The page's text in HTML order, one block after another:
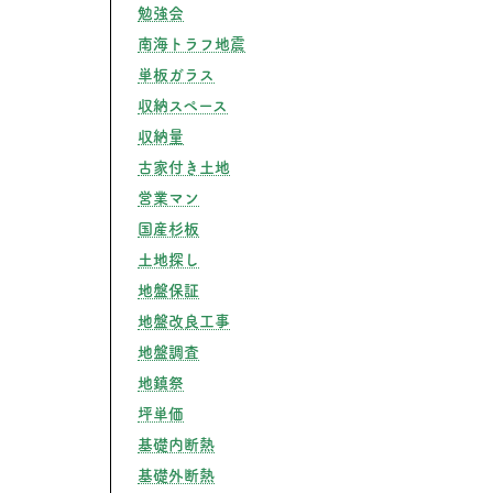
勉強会
南海トラフ地震
単板ガラス
収納スペース
収納量
古家付き土地
営業マン
国産杉板
土地探し
地盤保証
地盤改良工事
地盤調査
地鎮祭
坪単価
基礎内断熱
基礎外断熱